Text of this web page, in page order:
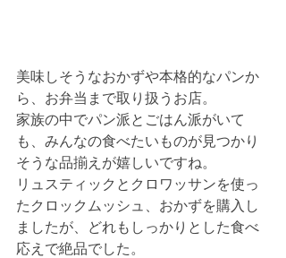
美味しそうなおかずや本格的なパンか
ら、お弁当まで取り扱うお店。
家族の中でパン派とごはん派がいて
も、みんなの食べたいものが見つかり
そうな品揃えが嬉しいですね。
リュスティックとクロワッサンを使っ
たクロックムッシュ、おかずを購入し
ましたが、どれもしっかりとした食べ
応えで絶品でした。